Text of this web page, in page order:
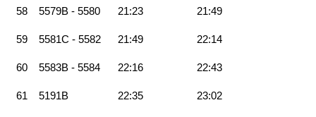
58 5579B - 5580 21:23 21:49
59 5581C - 5582 21:49 22:14
60 5583B - 5584 22:16 22:43
61 5191B 22:35 23:02